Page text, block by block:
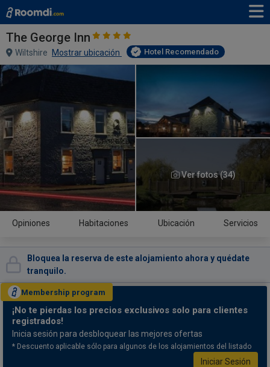
The George Inn
Wiltshire Mostrar ubicación Hotel Recomendado
Ver fotos (34)
Opiniones Habitaciones Ubicación Servicios
Bloquea la reserva de este alojamiento ahora y quédate
tranquilo.
Membership program
¡No te pierdas los precios exclusivos solo para clientes
registrados!
Inicia sesión para desbloquear las mejores ofertas
* Descuento aplicable sólo para algunos de los alojamientos del listado
Iniciar Sesión